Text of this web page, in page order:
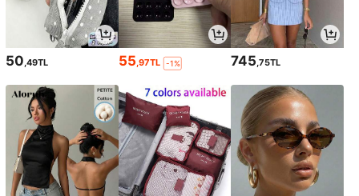
50,49TL 55,97TL -1% 745,75TL